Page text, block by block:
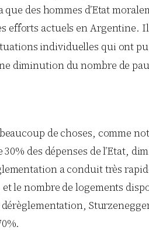
que des hommes d’Etat
efforts actuels en
individuelles qui ont
diminution du nombre de
de choses, comme
des dépenses de l’Etat,
a conduit très
le nombre de logements